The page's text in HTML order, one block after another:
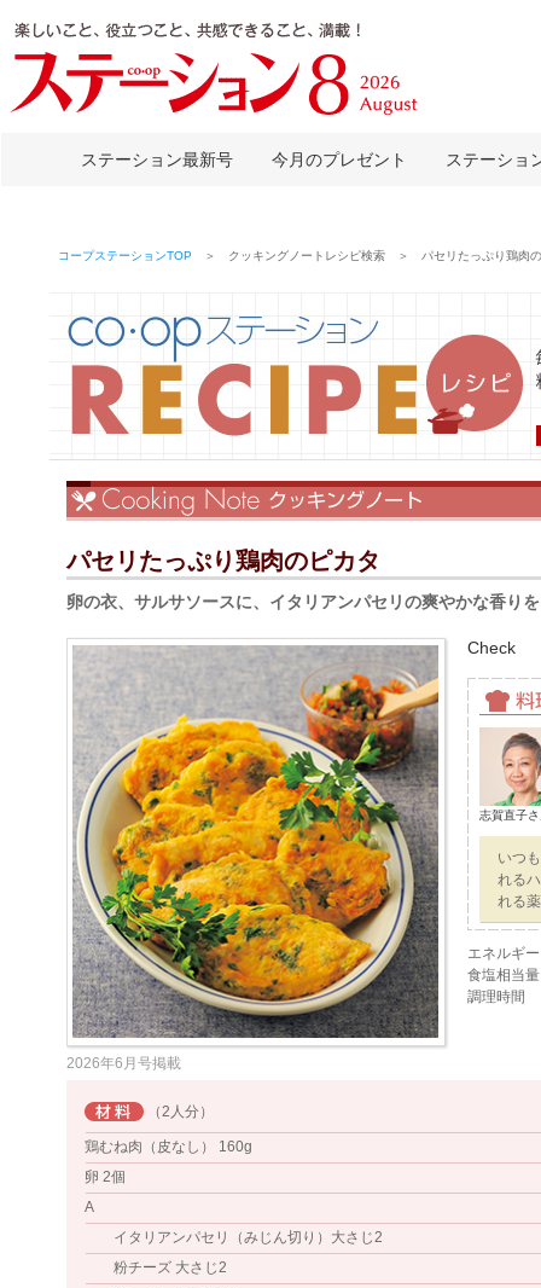
ステーション最新号 今月のプレゼント ステーショ
コープステーションTOP ＞ クッキングノートレシピ検索 ＞ パセリたっぷり鶏肉
パセリたっぷり鶏肉のピカタ
卵の衣、サルサソースに、イタリアンパセリの爽やかな香り
2026年6月号掲載
Check
志賀直子
いつ
れる
れる
エネルギー
食塩相当量
調理時間
（2人分）
鶏むね肉（皮なし） 160g
卵 2個
A
イタリアンパセリ（みじん切り）大さじ2
粉チーズ 大さじ2